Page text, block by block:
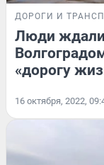
ДОРОГИ И
Люди ждали
«дорогу
16 октября, 2022,